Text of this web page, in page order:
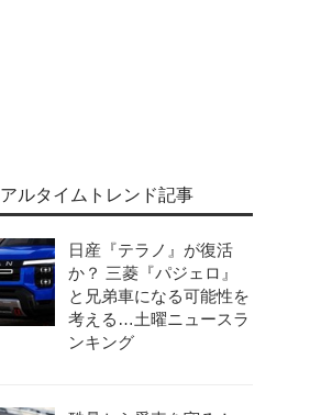
ルタイムトレンド記事
日産『テラノ』が復活
か？ 三菱『パジェロ』
と兄弟車になる可能性を
考える…土曜ニュースラ
ンキング